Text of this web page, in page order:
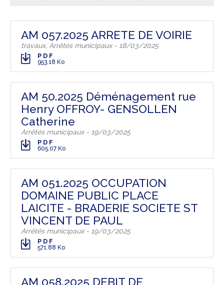
AM 057.2025 ARRETE DE VOIRIE
travaux, Arrêtés municipaux - 18/03/2025
PDF
953.18 Ko
AM 50.2025 Déménagement rue
Henry OFFROY- GENSOLLEN
Catherine
Arrêtés municipaux - 19/03/2025
PDF
605.07 Ko
AM 051.2025 OCCUPATION
DOMAINE PUBLIC PLACE
LAICITE - BRADERIE SOCIETE ST
VINCENT DE PAUL
Arrêtés municipaux - 19/03/2025
PDF
571.88 Ko
AM 058.2025 DEBIT DE